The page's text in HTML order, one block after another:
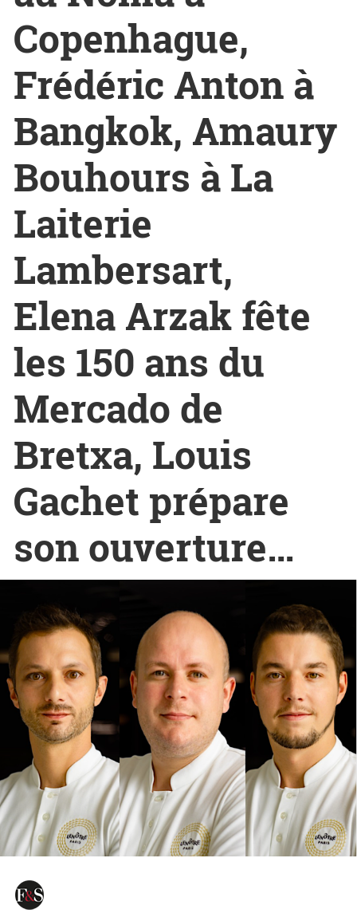
Copenhague,
Frédéric Anton à
Bangkok, Amaury
Bouhours à La
Laiterie
Lambersart,
Elena Arzak fête
les 150 ans du
Mercado de
Bretxa, Louis
Gachet prépare
son ouverture…